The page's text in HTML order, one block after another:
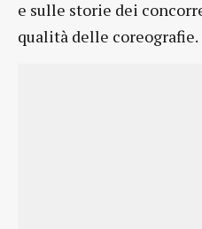
e sulle storie dei
qualità delle coreografie.